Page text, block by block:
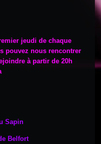
jeudi de chaque
pouvez nous rencontrer
à partir de 20h
Sapin
Belfort